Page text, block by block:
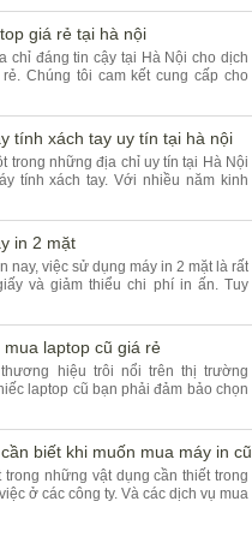
nhu cầu giải trí và làm việc của mỗi
giá rẻ tại hà nội
chỉ đáng tin cậy tại Hà Nội cho dịch
Chúng tôi cam kết cung cấp cho
tính xách tay uy tín tại hà nội
trong những địa chỉ uy tín tại Hà Nội
tính xách tay. Với nhiều năm kinh
Dịch vụ cho thuê laptop tại hà nôi
in 2 mặt
nay, việc sử dụng máy in 2 mặt là rất
và giảm thiểu chi phí in ấn. Tuy
quả và tiết kiệm chi
laptop cũ giá rẻ
hiệu trôi nổi trên thị trường
laptop cũ bạn phải đảm bảo chọn
biết khi muốn mua máy in cũ
trong những vật dụng cần thiết trong
ở các công ty. Và các dịch vụ mua